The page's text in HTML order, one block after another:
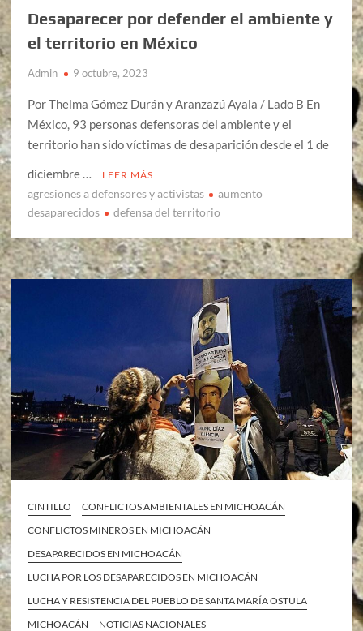
Desaparecer por defender el ambiente y
el territorio en México
Admin 9 octubre, 2023
Por Thelma Gómez Durán y Aranzazú Ayala / Lado B En
México, 93 personas defensoras del ambiente y el
territorio han sido víctimas de desaparición desde el 1 de
diciembre …
LEER MÁS
agresiones a defensores y activistas
aumento
desaparecidos
defensa del territorio
CINTILLO
CONFLICTOS AMBIENTALES EN MICHOACÁN
CONFLICTOS MINEROS EN MICHOACÁN
DESAPARECIDOS EN MICHOACÁN
LUCHA POR LOS DESAPARECIDOS EN MICHOACÁN
LUCHA Y RESISTENCIA DEL PUEBLO DE SANTA MARÍA OSTULA
MICHOACÁN
NOTICIAS NACIONALES